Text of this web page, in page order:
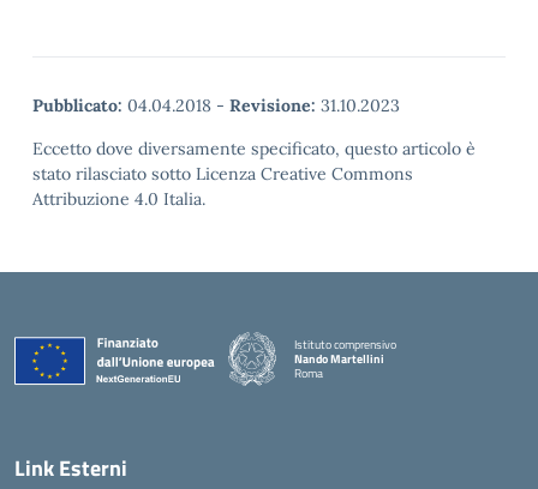
Pubblicato: 04.04.2018 - Revisione: 31.10.2023
Eccetto dove diversamente specificato, questo articolo è
stato rilasciato sotto Licenza Creative Commons
Attribuzione 4.0 Italia.
Istituto comprensivo
Nando Martellini
Roma
Link Esterni